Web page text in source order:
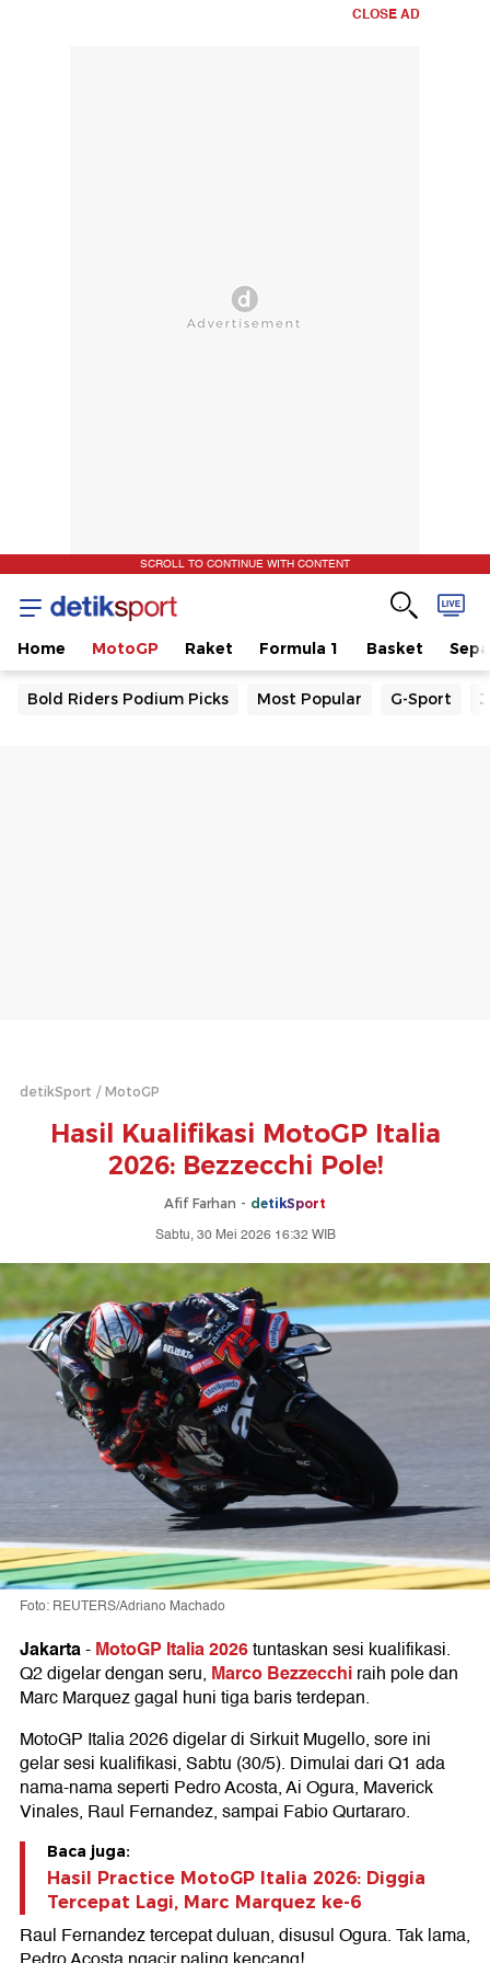
CLOSE AD
SCROLL TO CONTINUE WITH CONTENT
Home MotoGP Raket Formula 1 Basket
Bold Riders Podium Picks Most Popular G-Sport
detikSport MotoGP
Hasil Kualifikasi MotoGP Italia
2026: Bezzecchi Pole!
Afif Farhan - detikSport
Sabtu, 30 Mei 2026 16:32 WIB
Foto: REUTERS/Adriano Machado
Jakarta-MotoGP Italia 2026tuntaskan sesi kualifikasi.
Q2 digelar dengan seru, Marco Bezzecchiraih pole dan
Marc Marquez gagal huni tiga baris terdepan.
MotoGP Italia 2026 digelar di Sirkuit Mugello, sore ini
gelar sesi kualifikasi, Sabtu (30/5). Dimulai dari Q1 ada
nama-nama seperti Pedro Acosta, Ai Ogura, Maverick
Vinales, Raul Fernandez, sampai Fabio Qurtararo.
Baca juga:
Hasil Practice MotoGP Italia 2026: Diggia
Tercepat Lagi, Marc Marquez ke-6
Raul Fernandez tercepat duluan, disusul Ogura. Tak lama,